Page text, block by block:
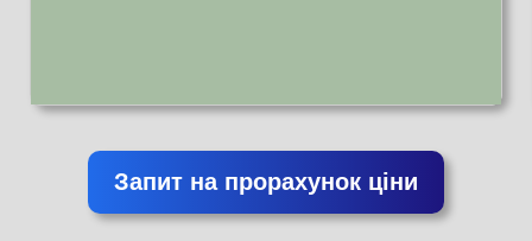
Запит на прорахунок ціни